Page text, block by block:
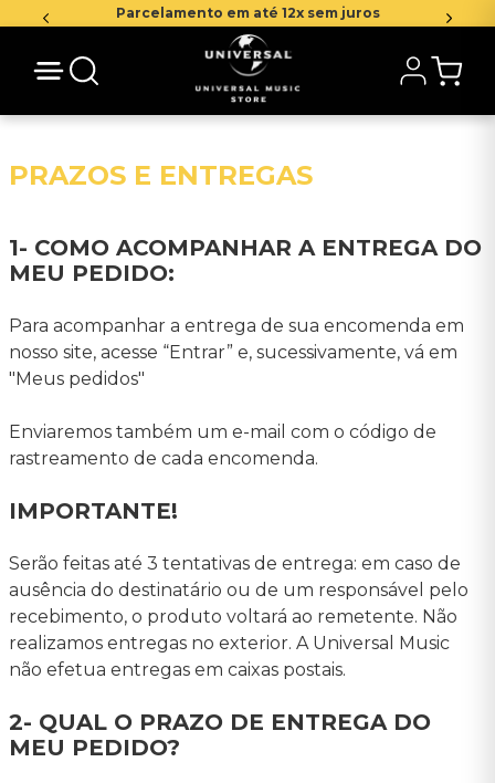
Parcelamento em até 12x sem juros
PRAZOS E ENTREGAS
1- COMO ACOMPANHAR A ENTREGA DO
MEU PEDIDO:
Para acompanhar a entrega de sua encomenda em
nosso site, acesse “Entrar” e, sucessivamente, vá em
"Meus pedidos"
Enviaremos também um e-mail com o código de
rastreamento de cada encomenda.
IMPORTANTE!
Serão feitas até 3 tentativas de entrega: em caso de
ausência do destinatário ou de um responsável pelo
recebimento, o produto voltará ao remetente. Não
realizamos entregas no exterior. A Universal Music
não efetua entregas em caixas postais.
2- QUAL O PRAZO DE ENTREGA DO
MEU PEDIDO?